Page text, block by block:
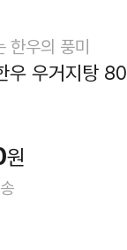
한우의 풍미
우 우거지탕 80
원